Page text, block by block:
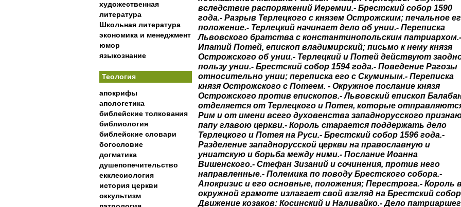
художественная
литература
Школьная литература
экономика и менеджмент
юмор
языкознание
Теология
апокрифы
апологетика
библейские толкования
библиология
библейские словари
богословие
догматика
душепопечительство
екклесиология
история церкви
оккультизм
вследствие распоряжений Иеремии.- Брестский собор 1590
года.- Разрыв Терлецкого с князем Острожским; печальное
положение.- Терлецкий начинает дело об унии.- Переписка
Львовского братства с константинопольским патриархом.-
Ипатий Потей, епископ владимирский; письмо к нему князя
Острожского об унии.- Терлецкий и Потей действуют
пользу унии.- Брестский собор 1594 года.- Поведение Рагозы
относительно унии; переписка его с Скуминым.- Переписка
князя Острожского с Потеем. - Окружное послание князя
Острожского против епископов.- Львовский епископ
отделяется от Терлецкого и Потея, которые
Рим и от имени всего духовенства западнорусского
папу главою церкви.- Король старается поддержать дело
Терлецкого и Потея на Руси.- Брестский собор 1596 года.-
Разделение западнорусской церкви на православную и
униатскую и борьба между ними.- Послание Иоанна
Вишенского.- Стефан Зизаний и сочинения, против него
направленные.- Полемика по поводу Брестского собора.-
Апокризис и его основные, положения; Перестрога.- Король
окружной грамоте излагает свой взгляд на Брестский
Движение козаков: Косинский и Наливайко.- Дело